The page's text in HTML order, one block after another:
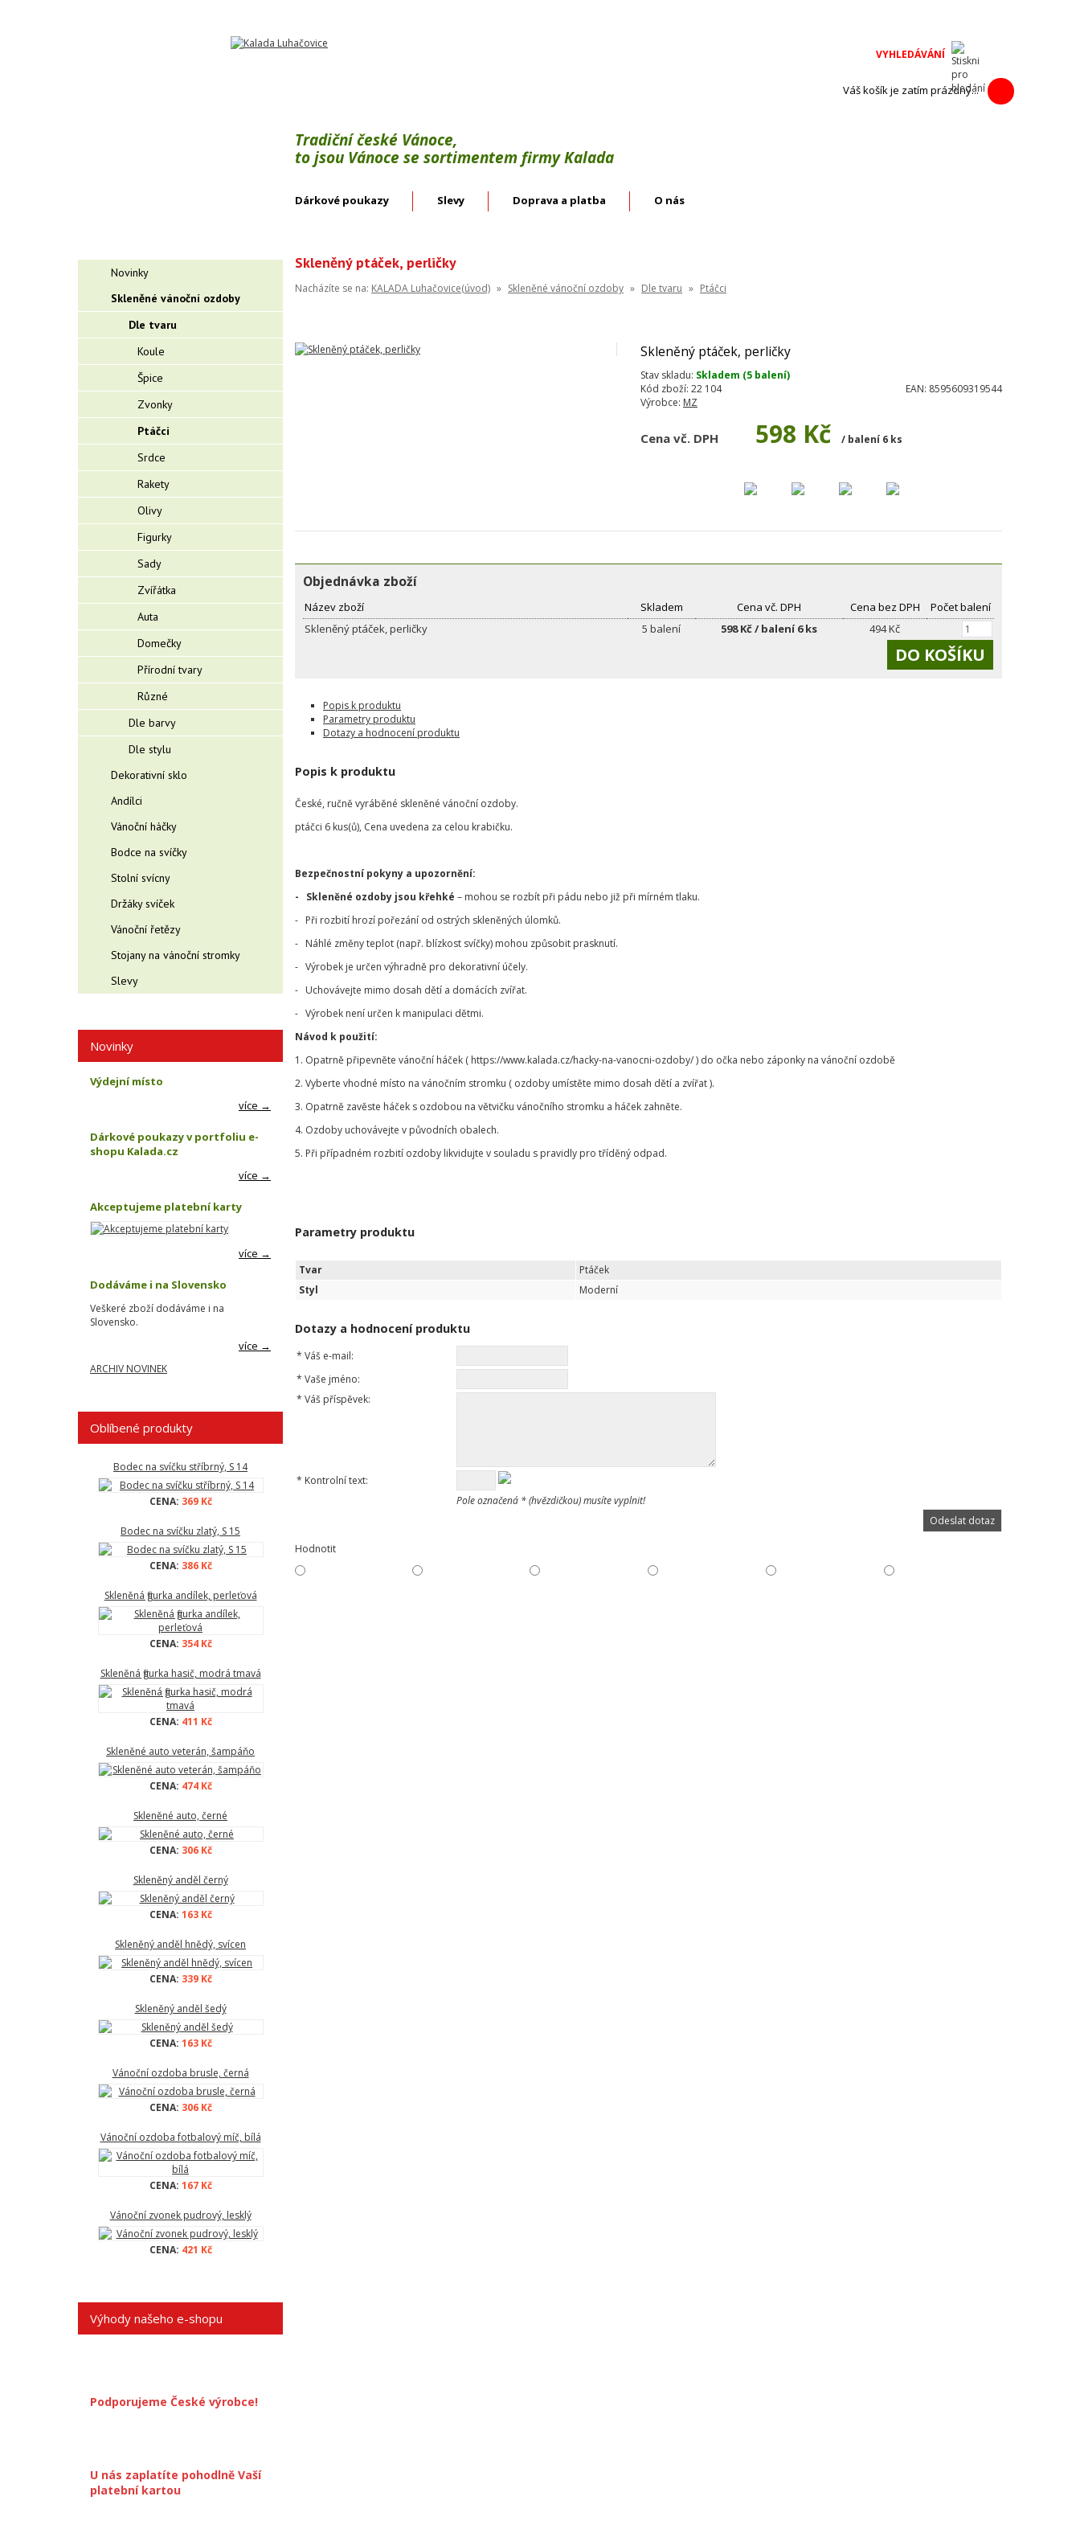
Tradiční české Vánoce,
to jsou Vánoce se sortimentem firmy Kalada
Váš košík je zatím prázdný...
Dárkové poukazy Slevy Doprava a platba O nás
Novinky
Skleněné vánoční ozdoby
Dle tvaru
Koule
Špice
Zvonky
Ptáčci
Srdce
Rakety
Olivy
Figurky
Sady
Zvířátka
Auta
Domečky
Přírodní tvary
Různé
Dle barvy
Dle stylu
Dekorativní sklo
Andílci
Vánoční háčky
Bodce na svíčky
Stolní svícny
Držáky svíček
Vánoční řetězy
Stojany na vánoční stromky
Slevy
Novinky
Výdejní místo
více →
Dárkové poukazy v portfoliu e-
shopu Kalada.cz
více →
Akceptujeme platební karty
více →
Dodáváme i na Slovensko
Veškeré zboží dodáváme i na
Slovensko.
více →
ARCHIV NOVINEK
Oblíbené produkty
Bodec na svíčku stříbrný, S 14
CENA: 369 Kč
Bodec na svíčku zlatý, S 15
CENA: 386 Kč
Skleněná figurka andílek, perleťová
CENA: 354 Kč
Skleněná figurka hasič, modrá tmavá
CENA: 411 Kč
Skleněné auto veterán, šampáňo
CENA: 474 Kč
Skleněné auto, černé
CENA: 306 Kč
Skleněný anděl černý
CENA: 163 Kč
Skleněný anděl hnědý, svícen
CENA: 339 Kč
Skleněný anděl šedý
CENA: 163 Kč
Vánoční ozdoba brusle, černá
CENA: 306 Kč
Vánoční ozdoba fotbalový míč, bílá
CENA: 167 Kč
Vánoční zvonek pudrový, lesklý
CENA: 421 Kč
Výhody našeho e-shopu
Podporujeme České výrobce!
U nás zaplatíte pohodlně Vaší
platební kartou
Skleněný ptáček, perličky
Nacházíte se na: KALADA Luhačovice(úvod) » Skleněné vánoční ozdoby » Dle tvaru » Ptáčci
Skleněný ptáček, perličky
Stav skladu: Skladem (5 balení)
Kód zboží: 22 104 EAN: 8595609319544
Výrobce: MZ
Cena vč. DPH 598 Kč / balení 6 ks
Objednávka zboží
Název zboží Skladem Cena vč. DPH Cena bez DPH
Počet balení
Skleněný ptáček, perličky
5 balení 598 Kč / balení 6 ks 494 Kč
Popis k produktu
Parametry produktu
Dotazy a hodnocení produktu
Popis k produktu
České, ručně vyráběné skleněné vánoční ozdoby.
ptáčci 6 kus(ů), Cena uvedena za celou krabičku.
Bezpečnostní pokyny a upozornění:
- Skleněné ozdoby jsou křehké – mohou se rozbít při pádu nebo již při mírném tlaku.
- Při rozbití hrozí pořezání od ostrých skleněných úlomků.
- Náhlé změny teplot (např. blízkost svíčky) mohou způsobit prasknutí.
- Výrobek je určen výhradně pro dekorativní účely.
- Uchovávejte mimo dosah dětí a domácích zvířat.
- Výrobek není určen k manipulaci dětmi.
Návod k použití:
1. Opatrně připevněte vánoční háček ( https://www.kalada.cz/hacky-na-vanocni-ozdoby/ ) do očka nebo záponky na vánoční ozdobě
2. Vyberte vhodné místo na vánočním stromku ( ozdoby umístěte mimo dosah dětí a zvířat ).
3. Opatrně zavěste háček s ozdobou na větvičku vánočního stromku a háček zahněte.
4. Ozdoby uchovávejte v původních obalech.
5. Při případném rozbití ozdoby likvidujte v souladu s pravidly pro tříděný odpad.
Parametry produktu
Tvar
Ptáček
Styl
Moderní
Dotazy a hodnocení produktu
* Váš e-mail:
* Vaše jméno:
* Váš příspěvek:
* Kontrolní text:
Pole označená * (hvězdičkou) musíte vyplnit!
Hodnotit